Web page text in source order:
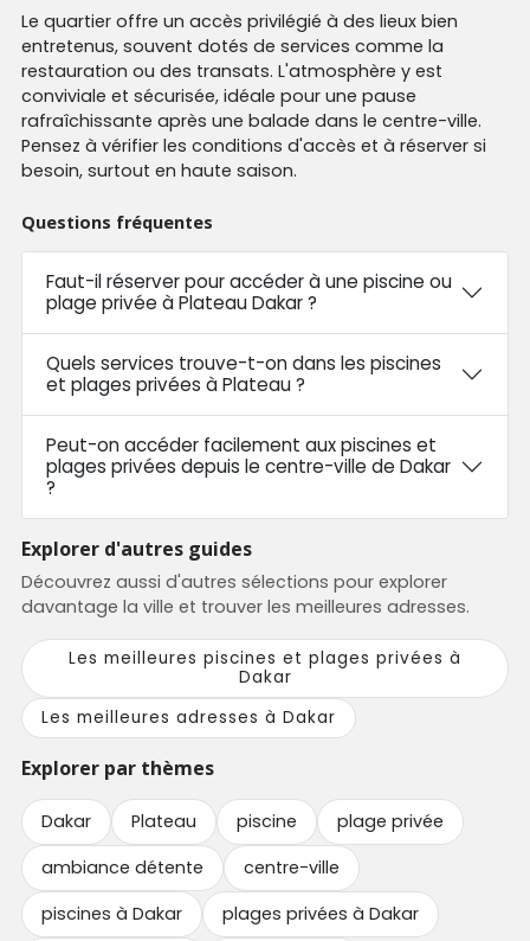
Le quartier offre un accès privilégié à des lieux bien
entretenus, souvent dotés de services comme la
restauration ou des transats. L'atmosphère y est
conviviale et sécurisée, idéale pour une pause
rafraîchissante après une balade dans le centre-ville.
Pensez à vérifier les conditions d'accès et à réserver si
besoin, surtout en haute saison.
Questions fréquentes
Faut-il réserver pour accéder à une piscine ou
plage privée à Plateau Dakar ?
Quels services trouve-t-on dans les piscines
et plages privées à Plateau ?
Peut-on accéder facilement aux piscines et
plages privées depuis le centre-ville de Dakar
?
Explorer d'autres guides
Découvrez aussi d'autres sélections pour explorer
davantage la ville et trouver les meilleures adresses.
Les meilleures piscines et plages privées à
Dakar
Les meilleures adresses à Dakar
Explorer par thèmes
Dakar Plateau piscine
plage privée
ambiance détente
centre-ville
piscines à Dakar
plages privées à Dakar